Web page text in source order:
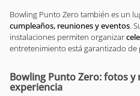
Bowling Punto Zero también es un
cumpleaños, reuniones y eventos.
instalaciones permiten organizar
entretenimiento está garantizado de
Bowling Punto Zero: fotos y
experiencia